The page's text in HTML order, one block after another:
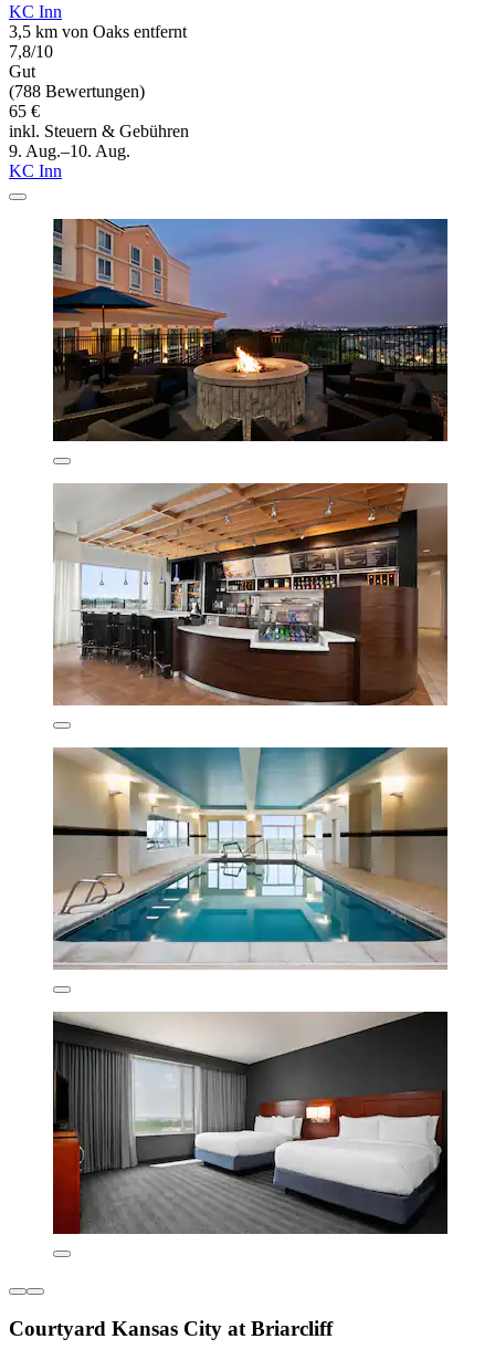
KC Inn
3,5 km von Oaks entfernt
7,8/10
Gut
(788 Bewertungen)
65 €
inkl. Steuern & Gebühren
9. Aug.–10. Aug.
KC Inn
Courtyard Kansas City at Briarcliff